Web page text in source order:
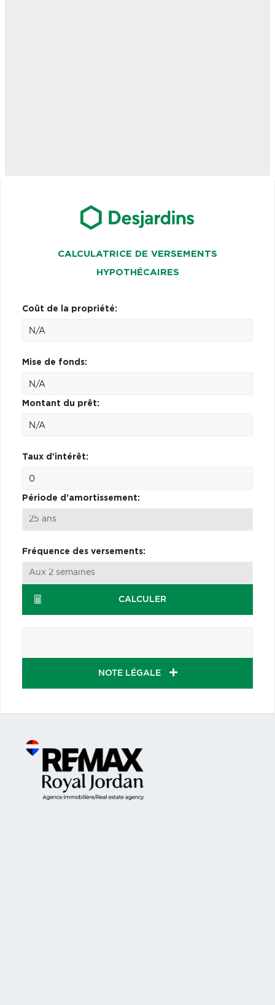
CALCULATRICE DE VERSEMENTS
HYPOTHÉCAIRES
Coût de la propriété:
Mise de fonds:
Montant du prêt:
Taux d'intérêt:
Période d'amortissement:
Fréquence des versements:
CALCULER
NOTE LÉGALE